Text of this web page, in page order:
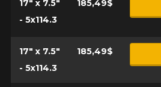
17" x 7.5"
- 5x114.3
185,49$
17" x 7.5"
- 5x114.3
185,49$